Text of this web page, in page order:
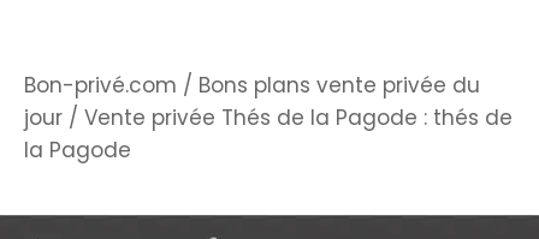
Bon-privé.com / Bons plans vente privée du
jour / Vente privée Thés de la Pagode : thés de
la Pagode